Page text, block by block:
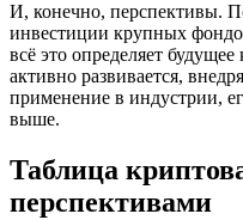
И, конечно, перспективы.
инвестиции крупных
всё это определяет
активно развивается,
применение в индустрии,
выше.
Таблица
перспективами